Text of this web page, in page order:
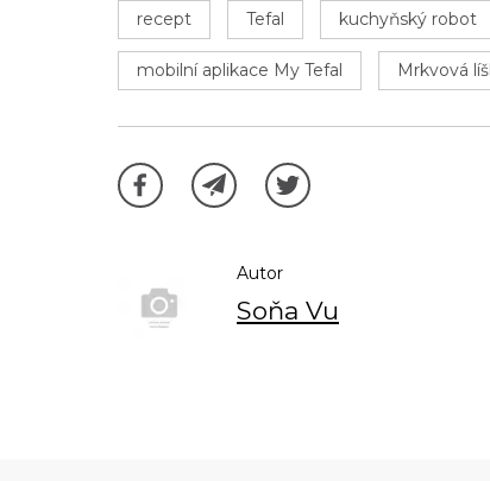
recept Tefal kuchyňský robot
mobilní aplikace My Tefal Mrkvová
Autor
Soňa Vu